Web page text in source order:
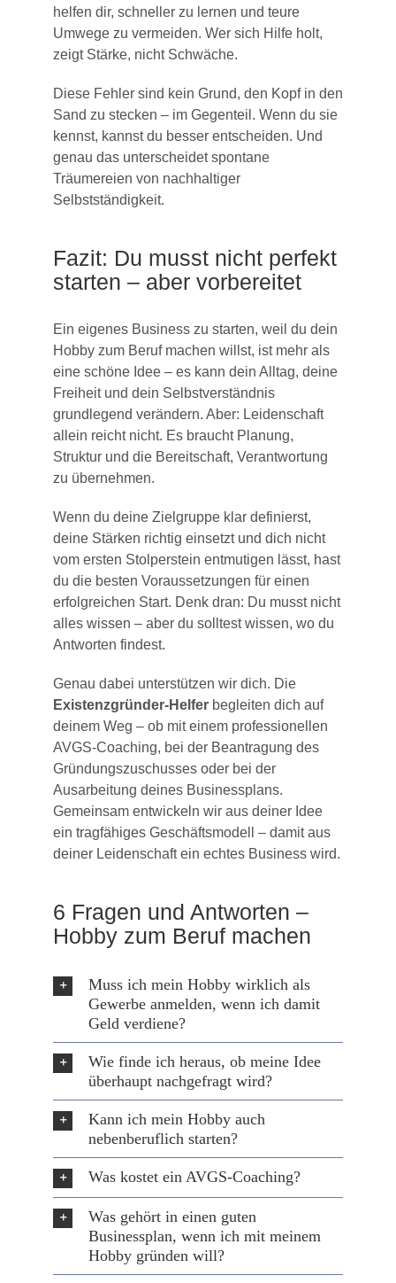
helfen dir, schneller zu lernen und teure
Umwege zu vermeiden. Wer sich Hilfe holt,
zeigt Stärke, nicht Schwäche.
Diese Fehler sind kein Grund, den Kopf in den
Sand zu stecken – im Gegenteil. Wenn du sie
kennst, kannst du besser entscheiden. Und
genau das unterscheidet spontane
Träumereien von nachhaltiger
Selbstständigkeit.
Fazit: Du musst nicht perfekt
starten – aber vorbereitet
Ein eigenes Business zu starten, weil du dein
Hobby zum Beruf machen willst, ist mehr als
eine schöne Idee – es kann dein Alltag, deine
Freiheit und dein Selbstverständnis
grundlegend verändern. Aber: Leidenschaft
allein reicht nicht. Es braucht Planung,
Struktur und die Bereitschaft, Verantwortung
zu übernehmen.
Wenn du deine Zielgruppe klar definierst,
deine Stärken richtig einsetzt und dich nicht
vom ersten Stolperstein entmutigen lässt, hast
du die besten Voraussetzungen für einen
erfolgreichen Start. Denk dran: Du musst nicht
alles wissen – aber du solltest wissen, wo du
Antworten findest.
Genau dabei unterstützen wir dich. Die
Existenzgründer-Helfer begleiten dich auf
deinem Weg – ob mit einem professionellen
AVGS-Coaching, bei der Beantragung des
Gründungszuschusses oder bei der
Ausarbeitung deines Businessplans.
Gemeinsam entwickeln wir aus deiner Idee
ein tragfähiges Geschäftsmodell – damit aus
deiner Leidenschaft ein echtes Business wird.
6 Fragen und Antworten –
Hobby zum Beruf machen
Muss ich mein Hobby wirklich als
Gewerbe anmelden, wenn ich damit
Geld verdiene?
Wie finde ich heraus, ob meine Idee
überhaupt nachgefragt wird?
Kann ich mein Hobby auch
nebenberuflich starten?
Was kostet ein AVGS-Coaching?
Was gehört in einen guten
Businessplan, wenn ich mit meinem
Hobby gründen will?